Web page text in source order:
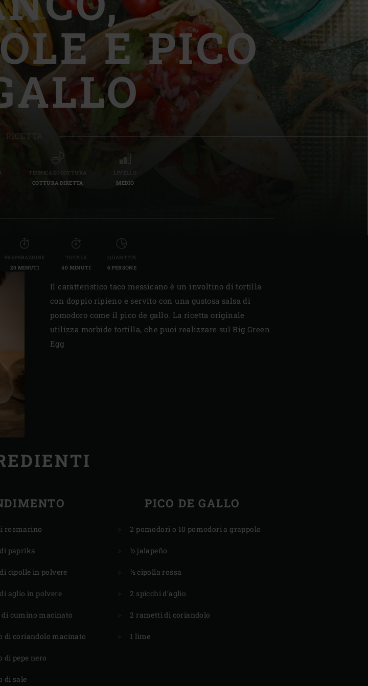
Slovenia | Slovenija
Spain | España
Sweden | Sverige
Switzerland (French) | Schweiz (Français)
Switzerland | Schweiz
E PICO
RICETTA
TECNICA DI COTTURA
COTTURA DIRETTA
LIVELLO
MEDIO
PREPARAZIONE
20 MINUTI
TOTALE
40 MINUTI
QUANTITÀ
6 PERSONE
Il caratteristico taco messicano è un involtino di tortilla
con doppio ripieno e servito con una gustosa salsa di
pomodoro come il pico de gallo. La ricetta originale
utilizza morbide tortilla, che puoi realizzare sul Big Green
Egg
rosmarino
paprika
cipolle in polvere
aglio in polvere
di cumino macinato
di coriandolo macinato
di pepe nero
di sale
PICO DE GALLO
2 pomodori o 10 pomodori a grappolo
½ jalapeño
½ cipolla rossa
2 spicchi d’aglio
2 rametti di coriandolo
1 lime